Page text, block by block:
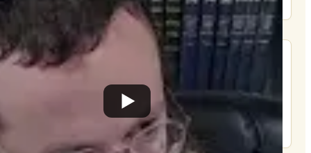
תרומה
תמכו בהמשך הפצת שיעורים ותכנים
Donate